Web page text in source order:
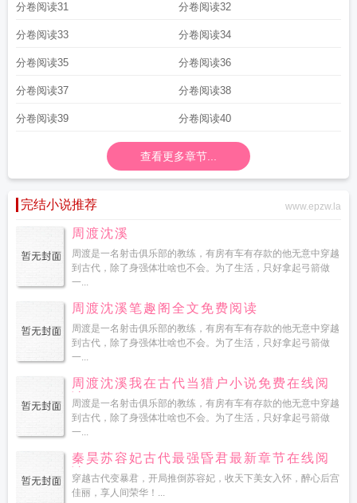
分卷阅读31 分卷阅读32
分卷阅读33 分卷阅读34
分卷阅读35 分卷阅读36
分卷阅读37 分卷阅读38
分卷阅读39 分卷阅读40
查看更多章节...
完结小说推荐 www.epzw.la
周渡沈溪
周渡是一名射击俱乐部的教练，有房有车有存款的他无意中穿越
到古代，除了身强体壮啥也不会。为了生活，只好拿起弓箭做
一...
周渡沈溪笔趣阁全文免费阅读
周渡是一名射击俱乐部的教练，有房有车有存款的他无意中穿越
到古代，除了身强体壮啥也不会。为了生活，只好拿起弓箭做
一...
周渡沈溪我在古代当猎户小说免费在线阅
读
周渡是一名射击俱乐部的教练，有房有车有存款的他无意中穿越
到古代，除了身强体壮啥也不会。为了生活，只好拿起弓箭做
一...
秦昊苏容妃古代最强昏君最新章节在线阅
读
穿越古代变暴君，开局推倒苏容妃，收天下美女入怀，醉心后宫
佳丽，享人间荣华！...